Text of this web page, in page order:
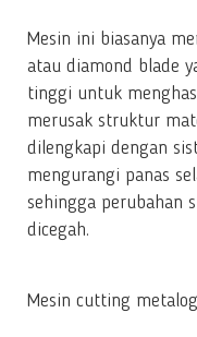
Mesin ini biasanya
atau diamond blade
tinggi untuk
merusak struktur
dilengkapi dengan
mengurangi panas
sehingga perubahan
dicegah.
Mesin cutting